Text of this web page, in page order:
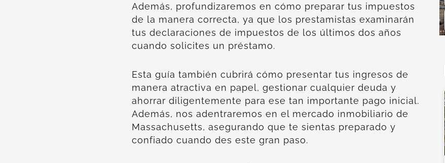
Además, profundizaremos en cómo preparar tus impuestos
de la manera correcta, ya que los prestamistas examinarán
tus declaraciones de impuestos de los últimos dos años
cuando solicites un préstamo.
Esta guía también cubrirá cómo presentar tus ingresos de
manera atractiva en papel, gestionar cualquier deuda y
ahorrar diligentemente para ese tan importante pago inicial.
Además, nos adentraremos en el mercado inmobiliario de
Massachusetts, asegurando que te sientas preparado y
confiado cuando des este gran paso.